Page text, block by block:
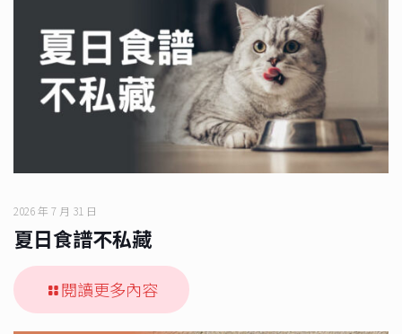
2026 年 7 月 31 日
夏日食譜不私藏
閱讀更多內容